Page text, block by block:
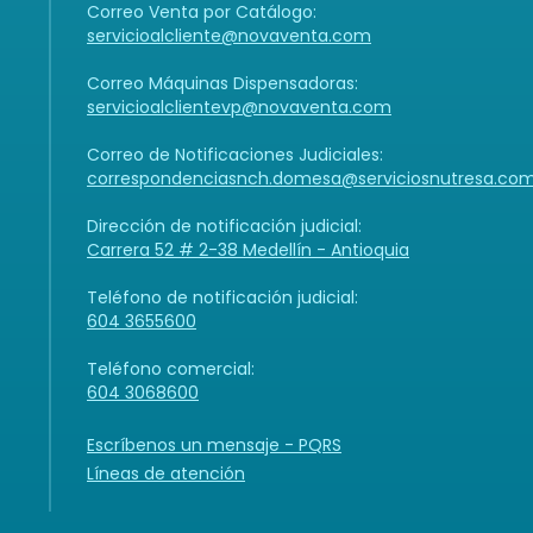
Correo Venta por Catálogo:
servicioalcliente@novaventa.com
Correo Máquinas Dispensadoras:
servicioalclientevp@novaventa.com
Correo de Notificaciones Judiciales:
Dirección de notificación judicial:
Carrera 52 # 2-38 Medellín - Antioquia
Teléfono de notificación judicial:
604 3655600
Teléfono comercial:
604 3068600
Escríbenos un mensaje - PQRS
Líneas de atención